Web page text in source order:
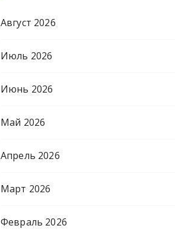
Август 2026
Июль 2026
Июнь 2026
Май 2026
Апрель 2026
Март 2026
Февраль 2026